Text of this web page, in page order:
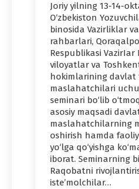
Joriy yilning 1З-14-
O‘zbekiston
binosida Vazirliklar
rahbarlari,
Respublikasi VаzirIаr
viloyatlar va
hokimlarining davlat
maslahatchilari
seminari bo‘lib
asosiy maqsadi
maslahatchilarning
oshirish hamda
yo‘lga qo‘yishga
iborat. Seminarning
Raqobatni
iste’molchilar…